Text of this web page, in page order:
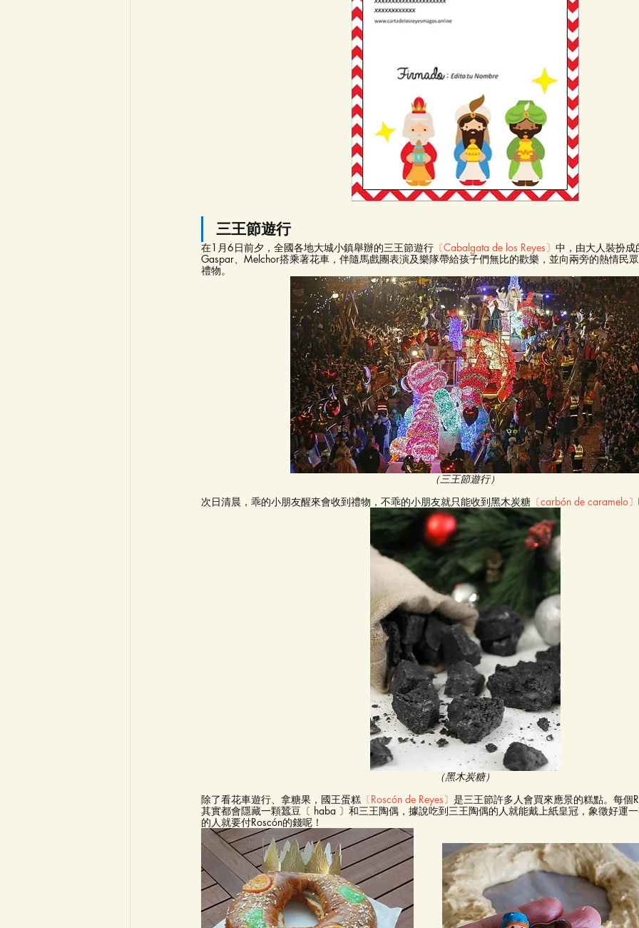
三王節遊行
在1月6日前夕，全國各地大城小鎮舉辦的三王節遊行 〔Cabalgata de los Reyes〕 中，由大人裝扮
Gaspar、Melchor搭乘著花車，伴隨馬戲團表演及樂隊帶給孩子們無比的歡樂，並向兩旁的熱情民
禮物。
（三王節遊行）
次日清晨，乖的小朋友醒來會收到禮物，不乖的小朋友就只能收到黑木炭糖 〔carbón de caramelo〕
（黑木炭糖）
除了看花車遊行、拿糖果，國王蛋糕 〔Roscón de Reyes〕 是三王節許多人會買來應景的糕點。每個
其實都會隱藏一顆蠶豆〔 haba 〕和三王陶偶，據說吃到三王陶偶的人就能戴上紙皇冠，象徵好運
的人就要付Roscón的錢呢！